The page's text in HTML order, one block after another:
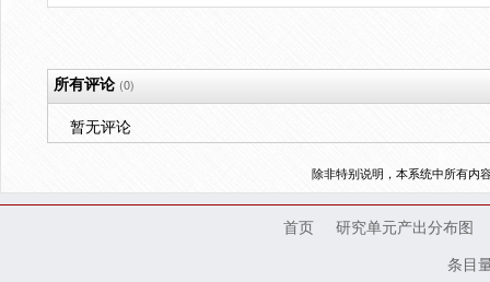
所有评论(0)
暂无评论
除非特别说明，本系统中所有内
首页
研究单元产出分布图
条目